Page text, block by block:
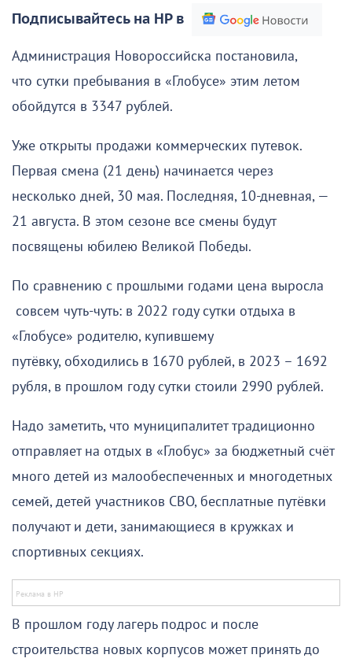
Подписывайтесь на НР в
Администрация Новороссийска постановила,
что сутки пребывания в «Глобусе» этим летом
обойдутся в 3347 рублей.
Уже открыты продажи коммерческих путевок.
Первая смена (21 день) начинается через
несколько дней, 30 мая. Последняя, 10-дневная, —
21 августа. В этом сезоне все смены будут
посвящены юбилею Великой Победы.
По сравнению с прошлыми годами цена выросла
совсем чуть-чуть: в 2022 году сутки отдыха в
«Глобусе» родителю, купившему
путёвку, обходились в 1670 рублей, в 2023 – 1692
рубля, в прошлом году сутки стоили 2990 рублей.
Надо заметить, что муниципалитет традиционно
отправляет на отдых в «Глобус» за бюджетный счёт
много детей из малообеспеченных и многодетных
семей, детей участников СВО, бесплатные путёвки
получают и дети, занимающиеся в кружках и
спортивных секциях.
В прошлом году лагерь подрос и после
строительства новых корпусов может принять до